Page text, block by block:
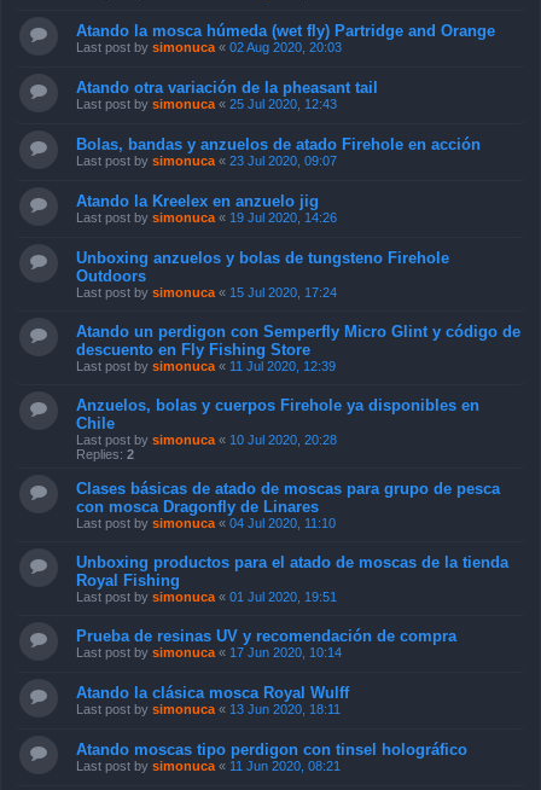
Atando la mosca húmeda (wet fly) Partridge and Orange
Last post by simonuca « 02 Aug 2020, 20:03
Atando otra variación de la pheasant tail
Last post by simonuca « 25 Jul 2020, 12:43
Bolas, bandas y anzuelos de atado Firehole en acción
Last post by simonuca « 23 Jul 2020, 09:07
Atando la Kreelex en anzuelo jig
Last post by simonuca « 19 Jul 2020, 14:26
Unboxing anzuelos y bolas de tungsteno Firehole
Outdoors
Last post by simonuca « 15 Jul 2020, 17:24
Atando un perdigon con Semperfly Micro Glint y código de
descuento en Fly Fishing Store
Last post by simonuca « 11 Jul 2020, 12:39
Anzuelos, bolas y cuerpos Firehole ya disponibles en
Chile
Last post by simonuca « 10 Jul 2020, 20:28
Replies: 2
Clases básicas de atado de moscas para grupo de pesca
con mosca Dragonfly de Linares
Last post by simonuca « 04 Jul 2020, 11:10
Unboxing productos para el atado de moscas de la tienda
Royal Fishing
Last post by simonuca « 01 Jul 2020, 19:51
Prueba de resinas UV y recomendación de compra
Last post by simonuca « 17 Jun 2020, 10:14
Atando la clásica mosca Royal Wulff
Last post by simonuca « 13 Jun 2020, 18:11
Atando moscas tipo perdigon con tinsel holográfico
Last post by simonuca « 11 Jun 2020, 08:21